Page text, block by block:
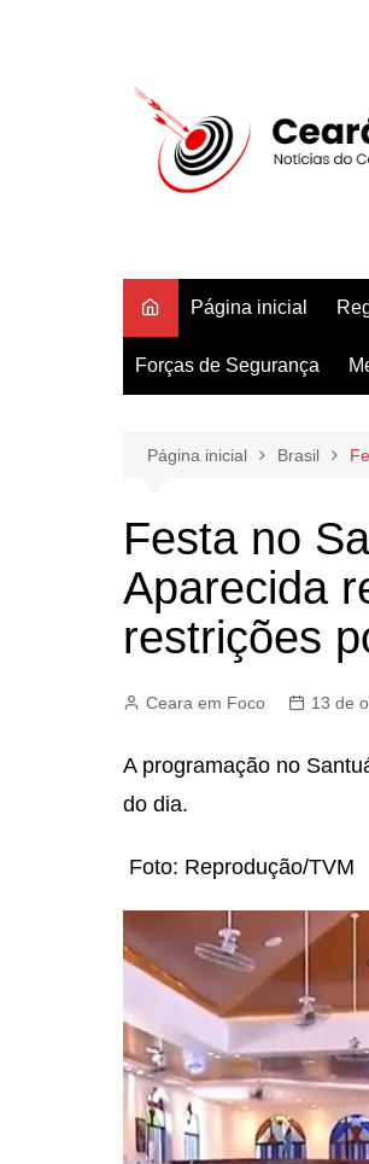
Página inicial
Forças de Segurança
Página inicial Brasil
Festa no
Aparecida
restrições
Ceara em Foco 13 de
A programação no
do dia.
Foto: Reprodução/TVM